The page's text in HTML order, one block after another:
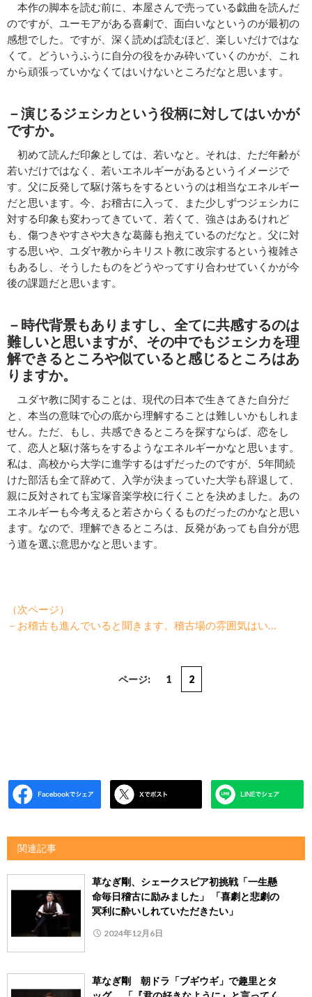
本作の脚本を読む前に、本屋さんで売っている戯曲を読んだ
のですが、ユーモアがある喜劇で、面白いなというのが最初の
感想でした。ですが、深く読めば読むほど、楽しいだけではな
くて。どういうふうに自分の役をかみ砕いていくのかが、これ
から頑張っていかなくてはいけないところだなと思います。
－演じるジェシカという役柄に対してはいかが
ですか。
初めて読んだ印象としては、若いなと。それは、ただ年齢が
若いだけではなく、若いエネルギーがあるというイメージで
す。父に反発して駆け落ちをするというのは相当なエネルギー
だと思います。今、お稽古に入って、また少しずつジェシカに
対する印象も変わってきていて、若くて、強さはあるけれど
も、傷つきやすさや大きな葛藤も抱えているのだなと。父に対
する思いや、ユダヤ教からキリスト教に改宗するという複雑さ
もあるし、そうしたものをどうやってすり合わせていくかが今
後の課題だと思います。
－時代背景もありますし、全てに共感するのは
難しいと思いますが、その中でもジェシカを理
解できるところや似ていると感じるところはあ
りますか。
ユダヤ教に関することは、現代の日本で生きてきた自分だ
と、本当の意味で心の底から理解することは難しいかもしれま
せん。ただ、もし、共感できるところを探すならば、恋をし
て、恋人と駆け落ちをするようなエネルギーかなと思います。
私は、高校から大学に進学するはずだったのですが、5年間続
けた部活も全て辞めて、入学が決まっていた大学も辞退して、
親に反対されても宝塚音楽学校に行くことを決めました。あの
エネルギーも今考えると若さからくるものだったのかなと思い
ます。なので、理解できるところは、反発があっても自分が思
う道を選ぶ意思かなと思います。
（次ページ）
－お稽古も進んでいると聞きます。稽古場の雰囲気はい…
ページ: 1 2
関連記事
草なぎ剛、シェークスピア初挑戦「一生懸
命毎日稽古に励みました」 「喜劇と悲劇の
冥利に酔いしれていただきたい」
2024年12月6日
草なぎ剛 朝ドラ「ブギウギ」で趣里とタ